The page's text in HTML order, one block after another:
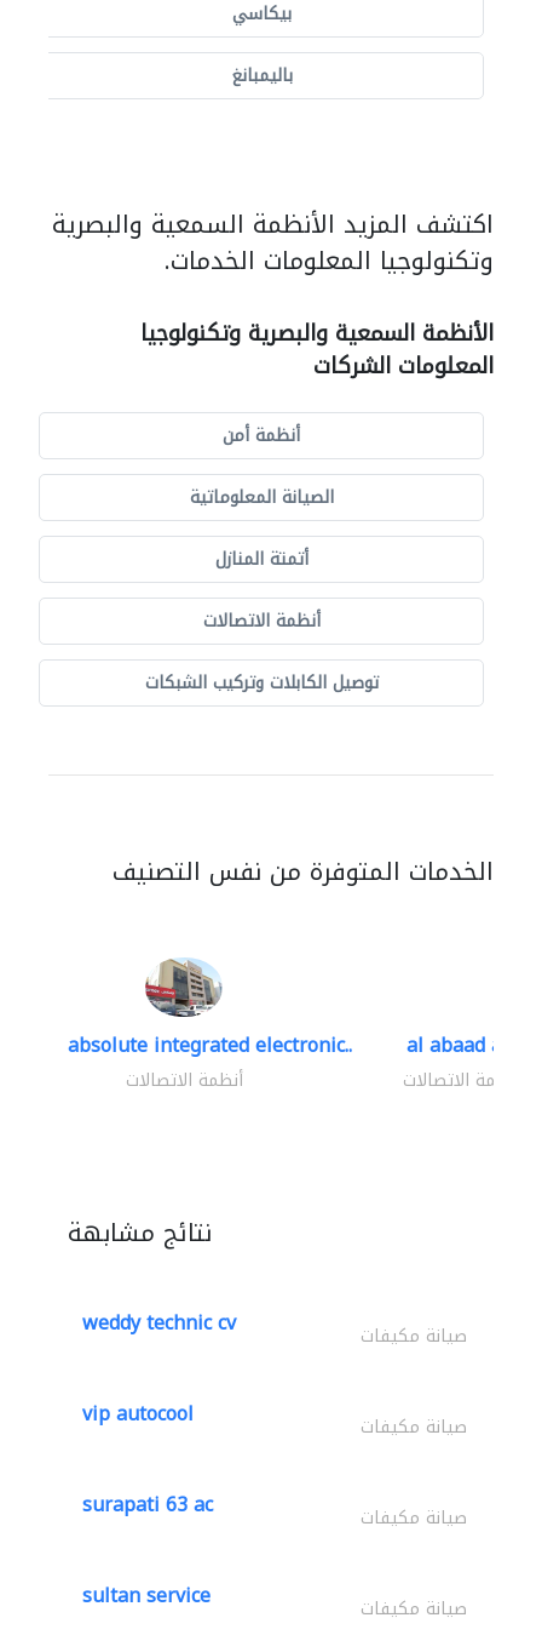
بيكاسي
باليمبانغ
اكتشف المزيد الأنظمة السمعية والبصرية
وتكنولوجيا المعلومات الخدمات.
الأنظمة السمعية والبصرية وتكنولوجيا
المعلومات الشركات
أنظمة أمن
الصيانة المعلوماتية
أتمتة المنازل
أنظمة الاتصالات
توصيل الكابلات وتركيب الشبكات
الخدمات المتوفرة من نفس التصنيف
absolute integrated electronic..
أنظمة الاتصالات
al abaad al..
أنظمة الاتصالات
نتائج مشابهة
weddy technic cv صيانة مكيفات
vip autocool صيانة مكيفات
surapati 63 ac صيانة مكيفات
sultan service صيانة مكيفات